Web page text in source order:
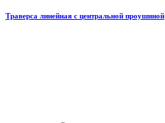
Траверса линейная с центральной проушиной